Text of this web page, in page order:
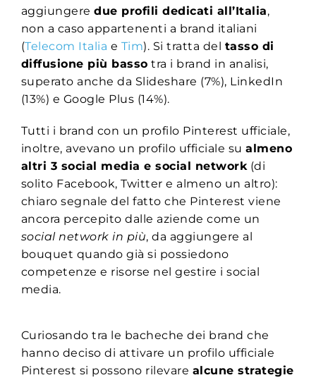
aggiungeredue profili dedicati all’Italia,
non a caso appartenenti a brand italiani
(Telecom Italia e Tim). Si tratta del tasso di
diffusione più basso tra i brand in analisi,
superato anche da Slideshare (7%), LinkedIn
(13%) e Google Plus (14%).
Tutti i brand con un profilo Pinterest ufficiale,
inoltre, avevano un profilo ufficiale sualmeno
altri 3 social media e social network(di
solito Facebook, Twitter e almeno un altro):
chiaro segnale del fatto che Pinterest viene
ancora percepito dalle aziende come un
social network in più, da aggiungere al
bouquet quando già si possiedono
competenze e risorse nel gestire i social
media.
Curiosando tra le bacheche dei brand che
hanno deciso di attivare un profilo ufficiale
Pinterest si possono rilevare alcune strategie